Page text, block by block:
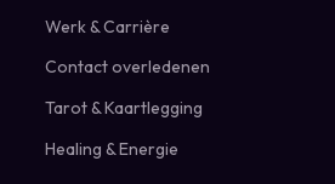
Werk & Carrière
Contact overledenen
Tarot & Kaartlegging
Healing & Energie